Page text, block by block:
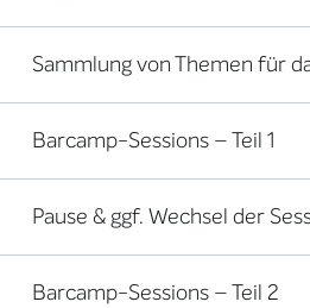
Sammlung von Themen für
Barcamp-Sessions – Teil 1
Pause & ggf. Wechsel der
Barcamp-Sessions – Teil 2